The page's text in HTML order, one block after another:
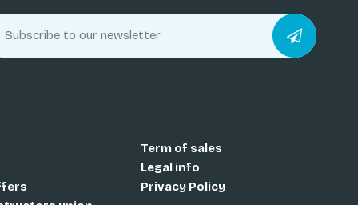
Term of sales
Legal info
Privacy Policy